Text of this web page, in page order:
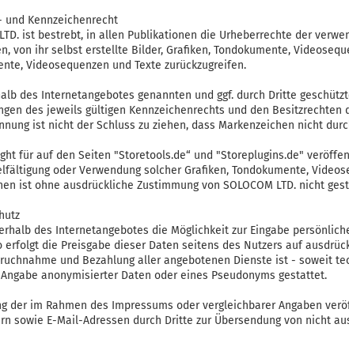
und Kennzeichenrecht
LTD. ist bestrebt, in allen Publikationen die Urheberrechte der
von ihr selbst erstellte Bilder, Grafiken, Tondokumente,
Videosequenzen und Texte zurückzugreifen.
des Internetangebotes genannten und ggf. durch Dritte
des jeweils gültigen Kennzeichenrechts und den
ist nicht der Schluss zu ziehen, dass Markenzeichen nicht
für auf den Seiten "Storetools.de“ und "Storeplugins.de"
oder Verwendung solcher Grafiken, Tondokumente,
ist ohne ausdrückliche Zustimmung von SOLOCOM LTD. nicht
des Internetangebotes die Möglichkeit zur Eingabe
erfolgt die Preisgabe dieser Daten seitens des Nutzers auf
und Bezahlung aller angebotenen Dienste ist - soweit
anonymisierter Daten oder eines Pseudonyms gestattet.
der im Rahmen des Impressums oder vergleichbarer Angaben
sowie E-Mail-Adressen durch Dritte zur Übersendung von nicht